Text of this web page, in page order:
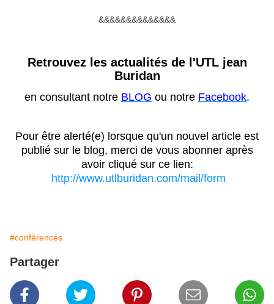
&&&&&&&&&&&&&&
Retrouvez les actualités de l'UTL jean
Buridan
en consultant notre BLOG ou notre Facebook.
Pour être alerté(e) lorsque qu'un nouvel article est
publié sur le blog, merci de vous abonner après
avoir cliqué sur ce lien:
http://www.utlburidan.com/mail/form
#conférences
Partager